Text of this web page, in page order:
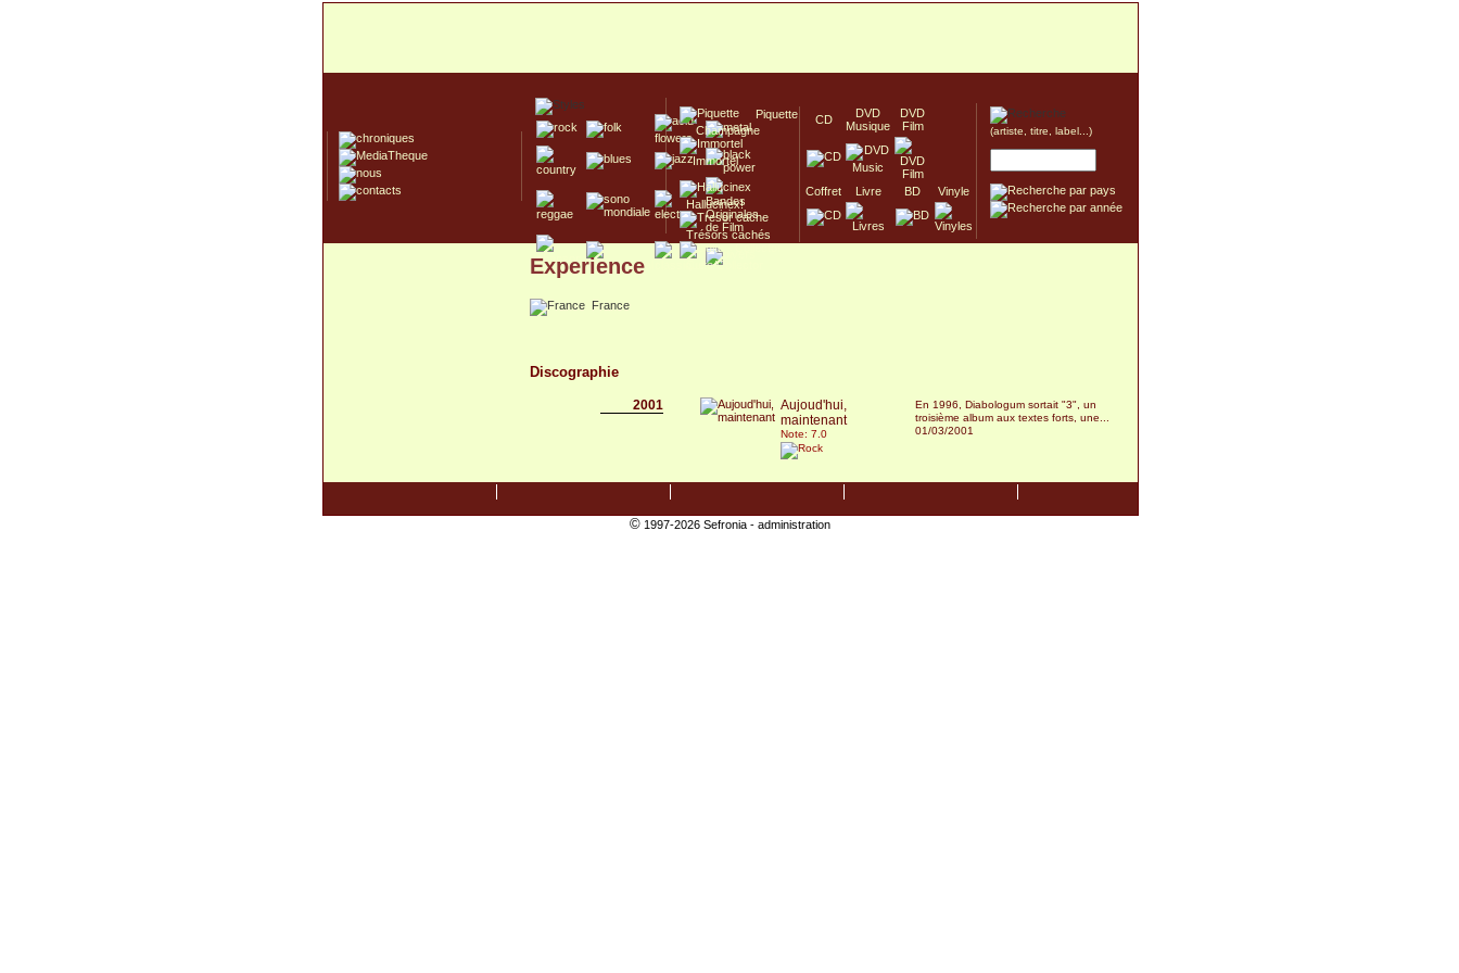
Piquette
Champagne
Immortel
Hallucinex!
Trésors cachés
Culte/Collector
CD
DVD
Musique
DVD
Film
Coffret Livre BD Vinyle
(artiste, titre, label...)
Experience
France
Discographie
2001
Aujoud'hui,
maintenant
Note: 7.0
En 1996, Diabologum sortait "3", un
troisième album aux textes forts, une...
01/03/2001
©1997-2026 Sefronia - administration